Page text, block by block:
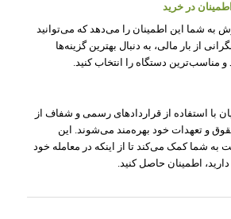
در خرید
به شما این اطمینان را می‌دهد که می‌توانید
از بار مالی، به دنبال بهترین گزینه‌ها
و مناسب‌ترین دستگاه را انتخاب کنید.
با استفاده از قراردادهای رسمی و شفاف از
و تعهدات خود بهره‌مند می‌شوند. این
به شما کمک می‌کند تا از اینکه در معامله خود
اطمینان حاصل کنید.